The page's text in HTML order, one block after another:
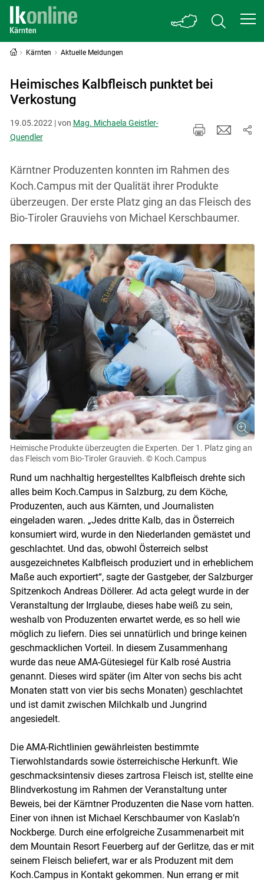
Skip to main content
Kärnten Aktuelle Meldungen
Heimisches Kalbfleisch punktet bei
Verkostung
19.05.2022 | von Mag. Michaela Geistler-
Quendler
Kärntner Produzenten konnten im Rahmen des
Koch.Campus mit der Qualität ihrer Produkte
überzeugen. Der erste Platz ging an das Fleisch des
Bio-Tiroler Grauviehs von Michael Kerschbaumer.
Heimische Produkte überzeugten die Experten. Der 1. Platz ging an
das Fleisch vom Bio-Tiroler Grauvieh. © Koch.Campus
Rund um nachhaltig hergestelltes Kalbfleisch drehte sich
alles beim Koch.Campus in Salzburg, zu dem Köche,
Produzenten, auch aus Kärnten, und Journalisten
eingeladen waren. „Jedes dritte Kalb, das in Österreich
konsumiert wird, wurde in den Niederlanden gemästet und
geschlachtet. Und das, obwohl Österreich selbst
ausgezeichnetes Kalbfleisch produziert und in erheblichem
Maße auch exportiert“, sagte der Gastgeber, der Salzburger
Spitzenkoch Andreas Döllerer. Ad acta gelegt wurde in der
Veranstaltung der Irrglaube, dieses habe weiß zu sein,
weshalb von Produzenten erwartet werde, es so hell wie
möglich zu liefern. Dies sei unnatürlich und bringe keinen
geschmacklichen Vorteil. In diesem Zusammenhang
wurde das neue AMA-Gütesiegel für Kalb rosé Austria
genannt. Dieses wird später (im Alter von sechs bis acht
Monaten statt von vier bis sechs Monaten) geschlachtet
und ist damit zwischen Milchkalb und Jungrind
angesiedelt.
Die AMA-Richtlinien gewährleisten bestimmte
Tierwohlstandards sowie österreichische Herkunft. Wie
geschmacksintensiv dieses zartrosa Fleisch ist, stellte eine
Blindverkostung im Rahmen der Veranstaltung unter
Beweis, bei der Kärntner Produzenten die Nase vorn hatten.
Einer von ihnen ist Michael Kerschbaumer von Kaslab’n
Nockberge. Durch eine erfolgreiche Zusammenarbeit mit
dem Mountain Resort Feuerberg auf der Gerlitze, das er mit
seinem Fleisch beliefert, war er als Produzent mit dem
Koch.Campus in Kontakt gekommen. Nun errang er mit